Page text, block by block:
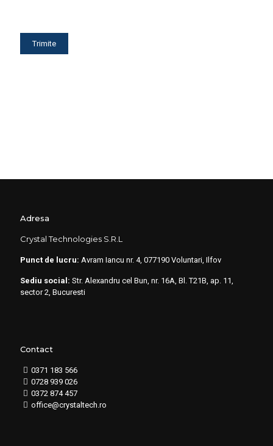
Adresa
Crystal Technologies S.R.L
Punct de lucru: Avram Iancu nr. 4, 077190 Voluntari, Ilfov
Sediu social: Str. Alexandru cel Bun, nr. 16A, Bl. T21B, ap. 11,
sector 2, Bucuresti
Contact
0371 183 566
0728 939 026
0372 874 457
office@crystaltech.ro